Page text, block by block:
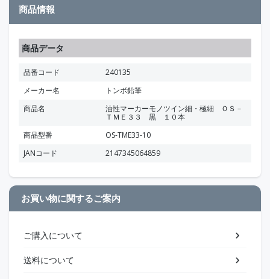
商品情報
商品データ
品番コード
240135
メーカー名
トンボ鉛筆
商品名
油性マーカーモノツイン細・極細 ＯＳ－
ＴＭＥ３３ 黒 １０本
商品型番
OS-TME33-10
JANコード
2147345064859
お買い物に関するご案内
ご購入について
送料について